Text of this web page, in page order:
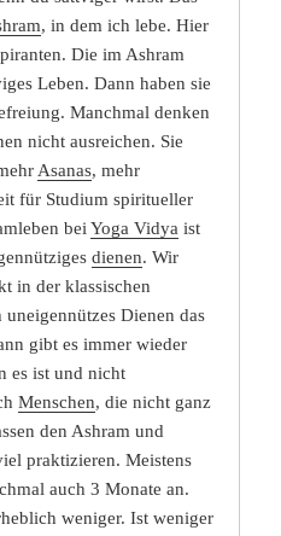
, in dem ich lebe. Hier
Die im Ashram
Leben. Dann haben sie
Manchmal denken
nicht ausreichen. Sie
Asanas, mehr
für Studium spiritueller
beiYoga Vidya ist
dienen. Wir
in der klassischen
uneigennützes Dienen das
gibt es immer wieder
es ist und nicht
Menschen, die nicht ganz
den Ashram und
praktizieren. Meistens
auch 3 Monate an.
weniger. Ist weniger